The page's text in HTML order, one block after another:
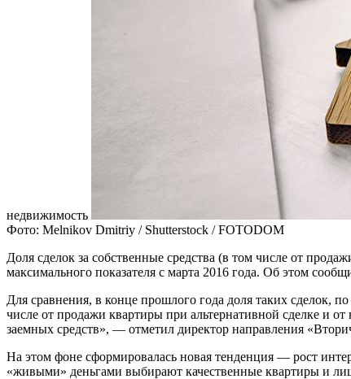
недвижимость
Фото: Melnikov Dmitriy / Shutterstock / FOTODOM
Доля сделок за собственные средства (в том числе от
максимального показателя с марта 2016 года. Об этом
Для сравнения, в конце прошлого года доля таких сделок,
числе от продажи квартиры при альтернативной сделке и
заемных средств», — отметил директор направления
На этом фоне сформировалась новая тенденция — рост
«живыми» деньгами выбирают качественные квартиры и